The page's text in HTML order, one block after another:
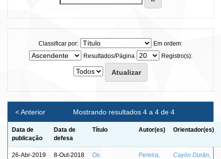
Classificar por:
Em ordem:
Resultados/Página
Registro(s):
Mostrando resultados 4 a 4 de 4
< Anterior
Data de
publicação
Data de
defesa
Título Autor(es) Orientador(es)
26-Abr-2019 8-Out-2018
Os
Pereira,
Cayón Durán,